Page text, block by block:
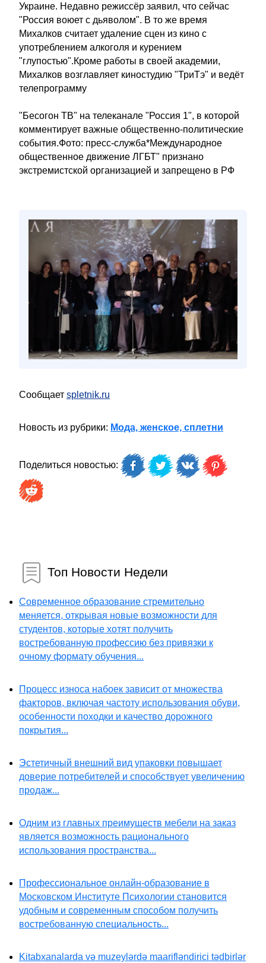
Украине. Недавно режиссёр заявил, что сейчас
"Россия воюет с дьяволом". В то же время
Михалков считает удаление сцен из кино с
употреблением алкоголя и курением
"глупостью".Кроме работы в своей академии,
Михалков возглавляет киностудию "ТриТэ" и ведёт
телепрограмму
"Бесогон ТВ" на телеканале "Россия 1", в которой
комментирует важные общественно-политические
события.Фото: пресс-служба*Международное
общественное движение ЛГБТ" признано
экстремистской организацией и запрещено в РФ
Сообщает spletnik.ru
Новость из рубрики: Мода, женское, сплетни
Поделиться новостью:
Топ Новости Недели
Современное образование стремительно
меняется, открывая новые возможности для
студентов, которые хотят получить
востребованную профессию без привязки к
очному формату обучения...
Процесс износа набоек зависит от множества
факторов, включая частоту использования обуви,
особенности походки и качество дорожного
покрытия...
Эстетичный внешний вид упаковки повышает
доверие потребителей и способствует увеличению
продаж...
Одним из главных преимуществ мебели на заказ
является возможность рационального
использования пространства...
Профессиональное онлайн-образование в
Московском Институте Психологии становится
удобным и современным способом получить
востребованную специальность...
Kitabxanalarda və muzeylərdə maarifləndirici tədbirlər